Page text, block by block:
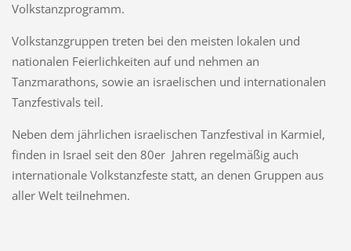
Volkstanzprogramm.
Volkstanzgruppen treten bei den meisten lokalen und
nationalen Feierlichkeiten auf und nehmen an
Tanzmarathons, sowie an israelischen und internationalen
Tanzfestivals teil.
Neben dem jährlichen israelischen Tanzfestival in Karmiel,
finden in Israel seit den 80er Jahren regelmäßig auch
internationale Volkstanzfeste statt, an denen Gruppen aus
aller Welt teilnehmen.